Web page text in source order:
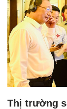
Thị trường